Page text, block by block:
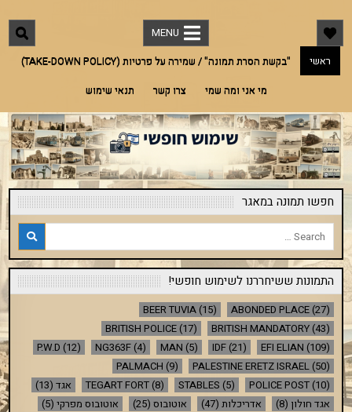
content
"שימוש חופשי"
מאגר תמונות חינמי לתמונות מארץ ישראל אך לא רק. אדריכלות, היסטוריה, מורשת,
בעלי חיים, טבע ועוד
MENU
ראשי
"בקשת הסרת תמונה" / שמירה על פרטיות (TAKE-DOWN POLICY)
מי אני ומה שמי
צרו קשר תנאי שימוש
חפשו תמונה במאגר
Search
for:
התמונות ששיחררנו לשימוש חופשי!
ABONDED PLACE(27)
BEER TUVIA(15)
BRITISH MANDATORY(43)
BRITISH POLICE(17)
EFI ELIAN (109)
IDF(21)
MAN (5)
NG363F(4)
P.W.D (12)
PALESTINE ERETZ ISRAEL(50)
PALMACH (9)
POLICE POST(10)
STABLES (5)
TEGART FORT(8) אגד (13)
אגד חולון (8) אדריכלות (47) אוטובוס (25) אוטובוס מפרקי (5)